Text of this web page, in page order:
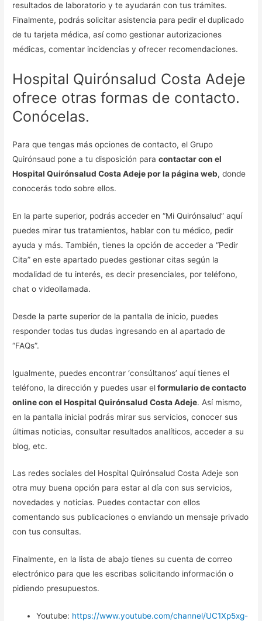
resultados de laboratorio y te ayudarán con tus trámites.
Finalmente, podrás solicitar asistencia para pedir el duplicado
de tu tarjeta médica, así como gestionar autorizaciones
médicas, comentar incidencias y ofrecer recomendaciones.
Hospital Quirónsalud Costa Adeje
ofrece otras formas de contacto.
Conócelas.
Para que tengas más opciones de contacto, el Grupo
Quirónsaud pone a tu disposición paracontactar con el
Hospital Quirónsalud Costa Adeje por la página web, donde
conocerás todo sobre ellos.
En la parte superior, podrás acceder en “Mi Quirónsalud” aquí
puedes mirar tus tratamientos, hablar con tu médico, pedir
ayuda y más. También, tienes la opción de acceder a “Pedir
Cita” en este apartado puedes gestionar citas según la
modalidad de tu interés, es decir presenciales, por teléfono,
chat o videollamada.
Desde la parte superior de la pantalla de inicio, puedes
responder todas tus dudas ingresando en al apartado de
“FAQs”.
Igualmente, puedes encontrar ‘consúltanos’ aquí tienes el
teléfono, la dirección y puedes usar elformulario de contacto
online con el Hospital Quirónsalud Costa Adeje. Así mismo,
en la pantalla inicial podrás mirar sus servicios, conocer sus
últimas noticias, consultar resultados analíticos, acceder a su
blog, etc.
Las redes sociales del Hospital Quirónsalud Costa Adeje son
otra muy buena opción para estar al día con sus servicios,
novedades y noticias. Puedes contactar con ellos
comentando sus publicaciones o enviando un mensaje privado
con tus consultas.
Finalmente, en la lista de abajo tienes su cuenta de correo
electrónico para que les escribas solicitando información o
pidiendo presupuestos.
Youtube: https://www.youtube.com/channel/UC1Xp5xg-